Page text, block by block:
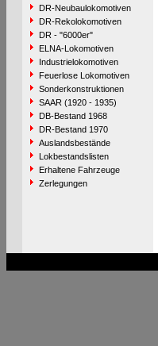
DR-Neubaulokomotiven
DR-Rekolokomotiven
DR - "6000er"
ELNA-Lokomotiven
Industrielokomotiven
Feuerlose Lokomotiven
Sonderkonstruktionen
SAAR (1920 - 1935)
DB-Bestand 1968
DR-Bestand 1970
Auslandsbestände
Lokbestandslisten
Erhaltene Fahrzeuge
Zerlegungen